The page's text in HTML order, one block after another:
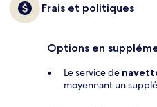
Frais et politiques
Options en
Le service de
moyennant un